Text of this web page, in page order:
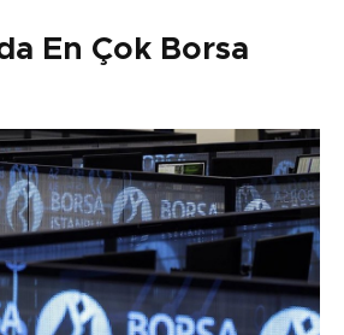
En Çok Borsa